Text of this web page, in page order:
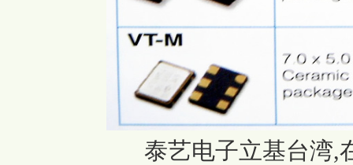
泰艺电子立基台湾,